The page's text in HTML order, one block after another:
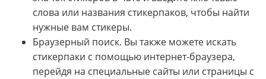
слова или названия стикерпаков, чтобы найти
нужные вам стикеры.
Браузерный поиск. Вы также можете искать
стикерпаки с помощью интернет-браузера,
перейдя на специальные сайты или страницы с